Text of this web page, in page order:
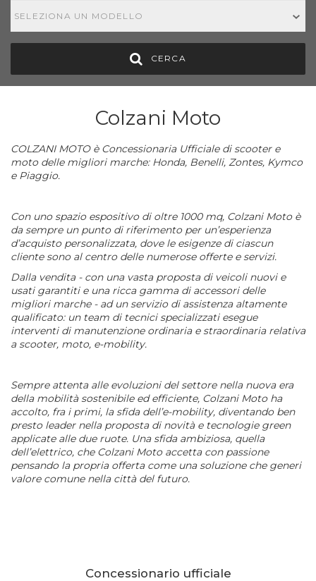
SELEZIONA UN MODELLO
CERCA
Colzani Moto
COLZANI MOTO è Concessionaria Ufficiale di scooter e
moto delle migliori marche: Honda, Benelli, Zontes, Kymco
e Piaggio.
Con uno spazio espositivo di oltre 1000 mq, Colzani Moto è
da sempre un punto di riferimento per un’esperienza
d’acquisto personalizzata, dove le esigenze di ciascun
cliente sono al centro delle numerose offerte e servizi.
Dalla vendita - con una vasta proposta di veicoli nuovi e
usati garantiti e una ricca gamma di accessori delle
migliori marche - ad un servizio di assistenza altamente
qualificato: un team di tecnici specializzati esegue
interventi di manutenzione ordinaria e straordinaria relativa
a scooter, moto, e-mobility.
Sempre attenta alle evoluzioni del settore nella nuova era
della mobilità sostenibile ed efficiente, Colzani Moto ha
accolto, fra i primi, la sfida dell’e-mobility, diventando ben
presto leader nella proposta di novità e tecnologie green
applicate alle due ruote. Una sfida ambiziosa, quella
dell’elettrico, che Colzani Moto accetta con passione
pensando la propria offerta come una soluzione che generi
valore comune nella città del futuro.
Concessionario ufficiale